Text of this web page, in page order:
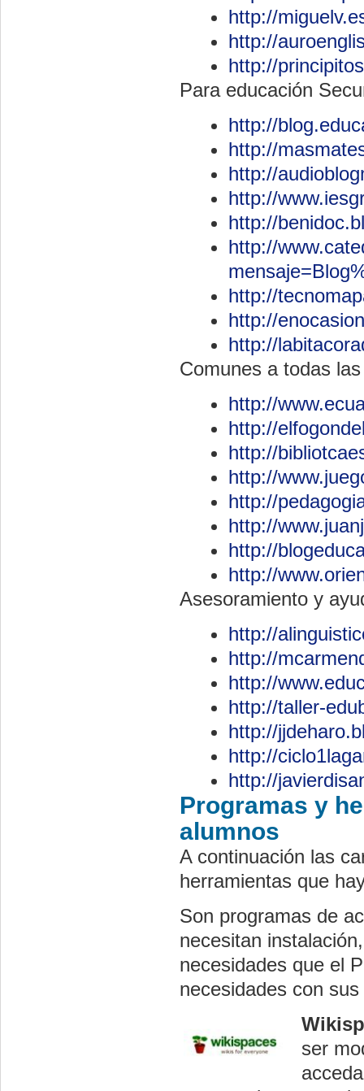
http://
http://
http://
Para educación
http://
http://
http://
http://
http://
http://
http://
http://
http://
Comunes a todas
http://
http://
http://
http://
http://
http://
http://
http://
Asesoramiento y
http://
http://
http://
http://taller-
http://
http://
http://
Programas y
alumnos
A continuación las
herramientas que
Son programas de
necesitan
necesidades que el
necesidades con
ser